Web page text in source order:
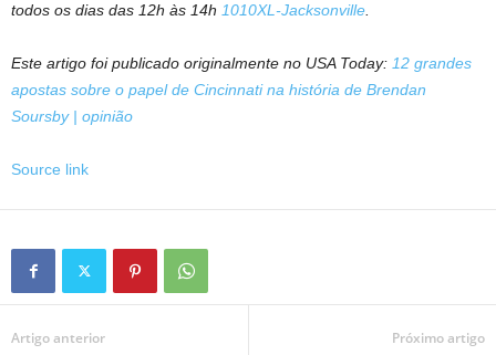
todos os dias das 12h às 14h 1010XL-Jacksonville
Este artigo foi publicado originalmente no USA Today: 12 grandes
apostas sobre o papel de Cincinnati na história de Brendan
Soursby | opinião
Source link
Artigo anterior Próximo artigo